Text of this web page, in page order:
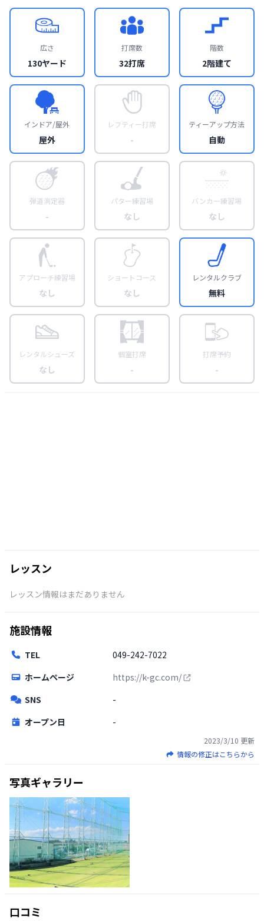
広さ
130ヤード
打席数
32打席
階数
2階建て
インドア/屋外
屋外
レフティー打席
-
ティーアップ方法
自動
弾道測定器
-
パター練習場
なし
バンカー練習場
なし
アプローチ練習場
なし
ショートコース
なし
レンタルクラブ
無料
レンタルシューズ
なし
個室打席
-
打席予約
-
レッスン
レッスン情報はまだありません
施設情報
TEL
049-242-7022
ホームページ
https://k-gc.com/
SNS
-
オープン日
-
2023/3/10 更新
情報の修正はこちらから
写真ギャラリー
口コミ